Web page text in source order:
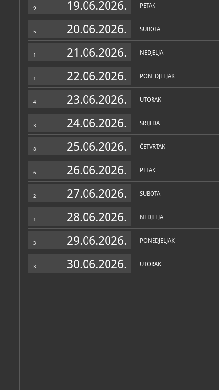
9 19.06.2026. PETAK
5 20.06.2026. SUBOTA
1 21.06.2026. NEDJELJA
1 22.06.2026. PONEDJELJAK
4 23.06.2026. UTORAK
3 24.06.2026. SRIJEDA
8 25.06.2026. ČETVRTAK
6 26.06.2026. PETAK
2 27.06.2026. SUBOTA
1 28.06.2026. NEDJELJA
3 29.06.2026. PONEDJELJAK
3 30.06.2026. UTORAK
Ivana Mažuranića
je namještajem,
prijatelja. U vrtu koji
FrulašFrana Kršinića.
Pored filma Memorijalne
sklopu postava može se